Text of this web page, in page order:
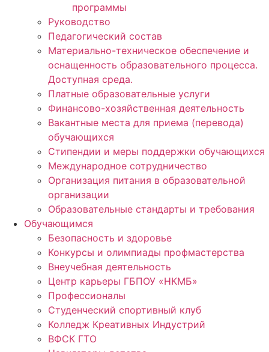
программы
Руководство
Педагогический состав
Материально-техническое обеспечение и
оснащенность образовательного процесса.
Доступная среда.
Платные образовательные услуги
Финансово-хозяйственная деятельность
Вакантные места для приема (перевода)
обучающихся
Стипендии и меры поддержки обучающихся
Международное сотрудничество
Организация питания в образовательной
организации
Образовательные стандарты и требования
Обучающимся
Безопасность и здоровье
Конкурсы и олимпиады профмастерства
Внеучебная деятельность
Центр карьеры ГБПОУ «НКМБ»
Профессионалы
Студенческий спортивный клуб
Колледж Креативных Индустрий
ВФСК ГТО